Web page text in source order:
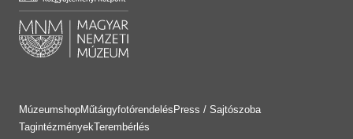
MúzeumshopMűtárgyfotórendelés Press / Sajtószoba
TagintézményekTerembérlés